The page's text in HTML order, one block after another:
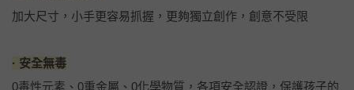
加大尺寸，小手更容易抓握，更夠獨立創作，創意不受限
· 安全無毒
0毒性元素、0重金屬、0化學物質，各項安全認證，保護孩子的